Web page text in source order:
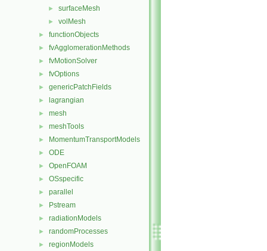
► surfaceMesh
► volMesh
► functionObjects
► fvAgglomerationMethods
► fvMotionSolver
► fvOptions
► genericPatchFields
► lagrangian
► mesh
► meshTools
► MomentumTransportModels
► ODE
► OpenFOAM
► OSspecific
► parallel
► Pstream
► radiationModels
► randomProcesses
► regionModels